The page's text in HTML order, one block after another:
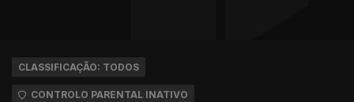
CLASSIFICAÇÃO: TODOS
CONTROLO PARENTAL INATIVO